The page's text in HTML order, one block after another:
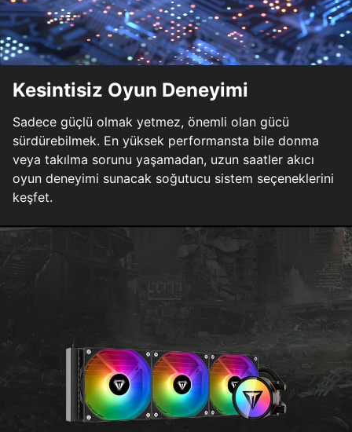
Kesintisiz Oyun Deneyimi
Sadece güçlü olmak yetmez, önemli olan gücü
sürdürebilmek. En yüksek performansta bile donma
veya takılma sorunu yaşamadan, uzun saatler akıcı
oyun deneyimi sunacak soğutucu sistem seçeneklerini
keşfet.